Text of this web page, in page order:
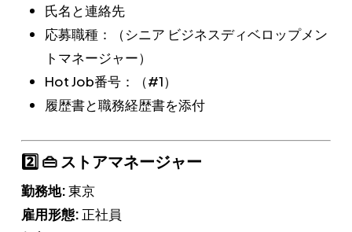
氏名と連絡先
応募職種：（シニア ビジネスディベロップメン
トマネージャー）
Hot Job番号：（#1）
履歴書と職務経歴書を添付
2️⃣ 👜 ストアマネージャー
勤務地:東京
雇用形態: 正社員